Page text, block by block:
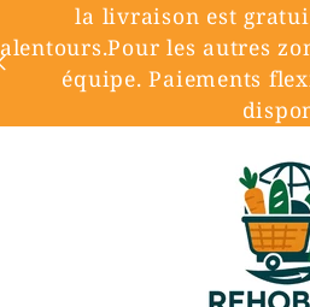
la livraison est
alentours.Pour les autres
équipe. Paiements